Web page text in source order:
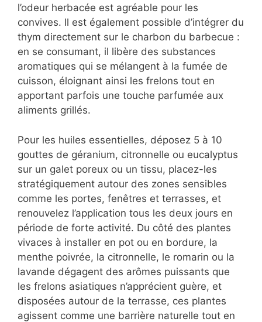
l’odeur herbacée est agréable pour les
convives. Il est également possible d’intégrer du
thym directement sur le charbon du barbecue :
en se consumant, il libère des substances
aromatiques qui se mélangent à la fumée de
cuisson, éloignant ainsi les frelons tout en
apportant parfois une touche parfumée aux
aliments grillés.
Pour les huiles essentielles, déposez 5 à 10
gouttes de géranium, citronnelle ou eucalyptus
sur un galet poreux ou un tissu, placez-les
stratégiquement autour des zones sensibles
comme les portes, fenêtres et terrasses, et
renouvelez l’application tous les deux jours en
période de forte activité. Du côté des plantes
vivaces à installer en pot ou en bordure, la
menthe poivrée, la citronnelle, le romarin ou la
lavande dégagent des arômes puissants que
les frelons asiatiques n’apprécient guère, et
disposées autour de la terrasse, ces plantes
agissent comme une barrière naturelle tout en